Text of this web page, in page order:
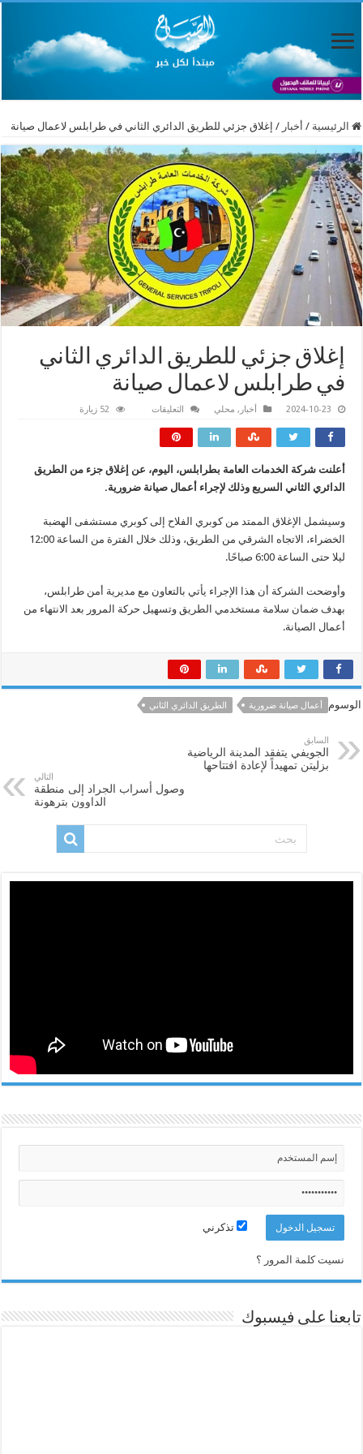
الرئيسية / أخبار / إغلاق جزئي للطريق الدائري الثاني في طرابلس لاعمال صيانة
إغلاق جزئي للطريق الدائري الثاني
في طرابلس لاعمال صيانة
2024-10-23 أخبار , محلي التعليقات
في
طرابلس
لاعمال
52 زيارة
أعلنت شركة الخدمات العامة بطرابلس، اليوم، عن إغلاق جزء من الطريق
الدائري الثاني السريع وذلك لإجراء أعمال صيانة ضرورية.
وسيشمل الإغلاق الممتد من كوبري الفلاح إلى كوبري مستشفى الهضبة
الخضراء، الاتجاه الشرقي من الطريق، وذلك خلال الفترة من الساعة 12:00
ليلا حتى الساعة 6:00 صباحًا.
وأوضحت الشركة أن هذا الإجراء يأتي بالتعاون مع مديرية أمن طرابلس،
بهدف ضمان سلامة مستخدمي الطريق وتسهيل حركة المرور بعد الانتهاء من
أعمال الصيانة.
الوسوم أعمال صيانة ضرورية الطريق الدائري الثاني
السابق
الجويفي يتفقد المدينة الرياضية
بزليتن تمهيداً لإعادة افتتاحها
التالي
وصول أسراب الجراد إلى منطقة
الداوون بترهونة
تذكرني
نسيت كلمة المرور ؟
تابعنا على فيسبوك